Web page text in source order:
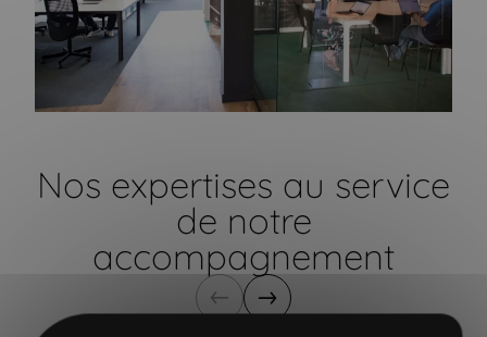
Nos expertises au service
de notre
accompagnement
Précédent
Suivant